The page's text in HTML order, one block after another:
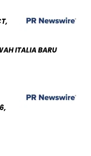
ITALIA BARU